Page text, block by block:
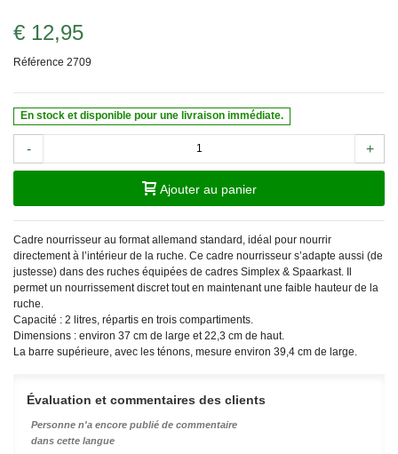
€ 12,95
Référence 2709
En stock et disponible pour une livraison immédiate.
- +
Ajouter au panier
Cadre nourrisseur au format allemand standard, idéal pour nourrir
directement à l’intérieur de la ruche. Ce cadre nourrisseur s’adapte aussi (de
justesse) dans des ruches équipées de cadres Simplex & Spaarkast. Il
permet un nourrissement discret tout en maintenant une faible hauteur de la
ruche.
Capacité : 2 litres, répartis en trois compartiments.
Dimensions : environ 37 cm de large et 22,3 cm de haut.
La barre supérieure, avec les ténons, mesure environ 39,4 cm de large.
Évaluation et commentaires des clients
Personne n'a encore publié de commentaire
dans cette langue